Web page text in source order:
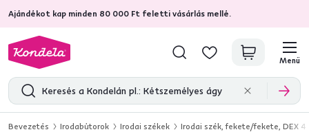
Ajándékot kap minden 80 000 Ft feletti vásárlás mellé.
4,7 31 157 ellenőrzött termékértékelések
Menü
Bevezetés Irodabútorok Irodai székek Irodai szék, fekete/fekete, DEX 4